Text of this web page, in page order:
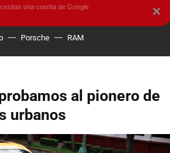
Porsche RAM
al pionero de
urbanos
×
una cuenta de Google